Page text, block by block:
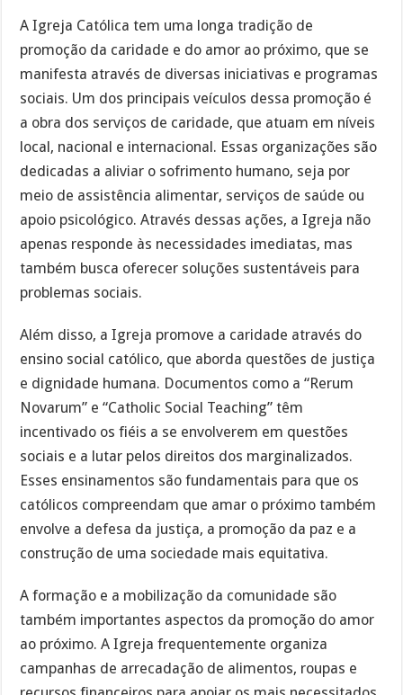
A Igreja Católica tem uma longa tradição de
promoção da caridade e do amor ao próximo, que se
manifesta através de diversas iniciativas e programas
sociais. Um dos principais veículos dessa promoção é
a obra dos serviços de caridade, que atuam em níveis
local, nacional e internacional. Essas organizações são
dedicadas a aliviar o sofrimento humano, seja por
meio de assistência alimentar, serviços de saúde ou
apoio psicológico. Através dessas ações, a Igreja não
apenas responde às necessidades imediatas, mas
também busca oferecer soluções sustentáveis para
problemas sociais.
Além disso, a Igreja promove a caridade através do
ensino social católico, que aborda questões de justiça
e dignidade humana. Documentos como a “Rerum
Novarum” e “Catholic Social Teaching” têm
incentivado os fiéis a se envolverem em questões
sociais e a lutar pelos direitos dos marginalizados.
Esses ensinamentos são fundamentais para que os
católicos compreendam que amar o próximo também
envolve a defesa da justiça, a promoção da paz e a
construção de uma sociedade mais equitativa.
A formação e a mobilização da comunidade são
também importantes aspectos da promoção do amor
ao próximo. A Igreja frequentemente organiza
campanhas de arrecadação de alimentos, roupas e